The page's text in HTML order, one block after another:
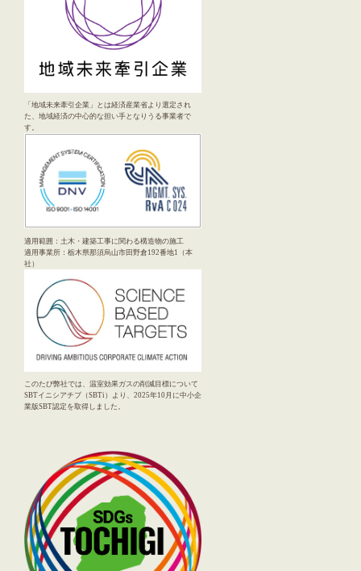
「地域未来牽引企業」とは経済産業省より選定され
た、地域経済の中心的な担い手となりうる事業者で
す。
適用範囲：土木・建築工事に関わる構造物の施工
適用事業所：栃木県那須烏山市田野倉192番地1（本
社）
このたび弊社では、温室効果ガスの削減目標について
SBTイニシアチブ（SBTi）より、2025年10月に中小企
業版SBT認定を取得しました。